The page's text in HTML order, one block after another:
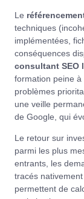
Le
techniques
implémentées,
conséquences
consultant SEO
formation peine
problèmes
une veille
de Google, qui
Le retour sur
parmi les plus
entrants, les
tracés
permettent de